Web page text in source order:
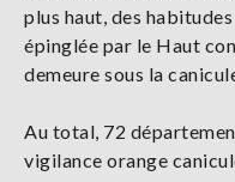
plus haut, des
épinglée par le Haut
demeure sous la
Au total, 72
vigilance orange